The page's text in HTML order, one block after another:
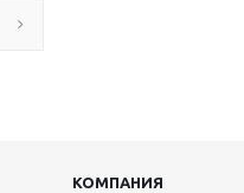
КОМПАНИЯ